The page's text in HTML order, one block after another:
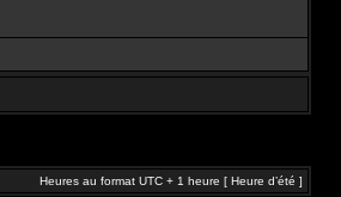
Heures au format UTC + 1 heure [ Heure d’été ]